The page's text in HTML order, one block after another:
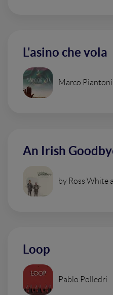
L'asino che vola
Marco Piantoni
An Irish
by Ross White
Loop
Pablo Polledri